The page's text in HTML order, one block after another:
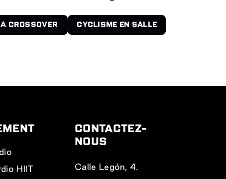
CROSSOVER CYCLISME EN SALLE
HIIT
CONTACTEZ-
NOUS
Calle Legón, 4.